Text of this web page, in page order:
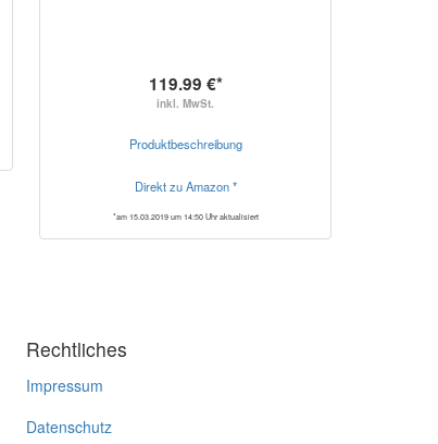
119.99 €*
inkl. MwSt.
Produktbeschreibung
Direkt zu Amazon *
*am 15.03.2019 um 14:50 Uhr aktualisiert
Rechtliches
Impressum
Datenschutz